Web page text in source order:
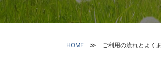
HOME ご利用の流れとよく